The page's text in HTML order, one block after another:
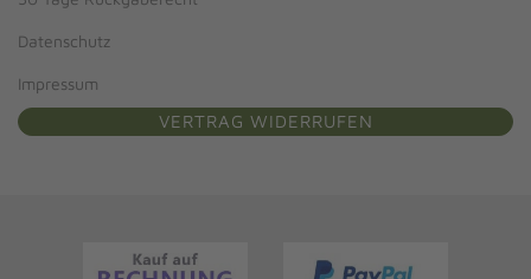
Datenschutz
Impressum
VERTRAG WIDERRUFEN